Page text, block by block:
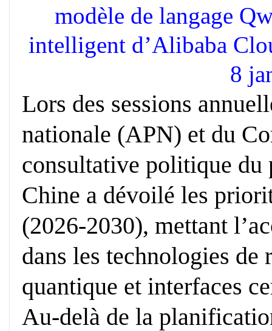
modèle de langage
intelligent d’Alibaba
8
Lors des sessions
nationale (APN) et du
consultative politique du
Chine a dévoilé les
(2026-2030), mettant
dans les technologies
quantique et interfaces
Au-delà de la